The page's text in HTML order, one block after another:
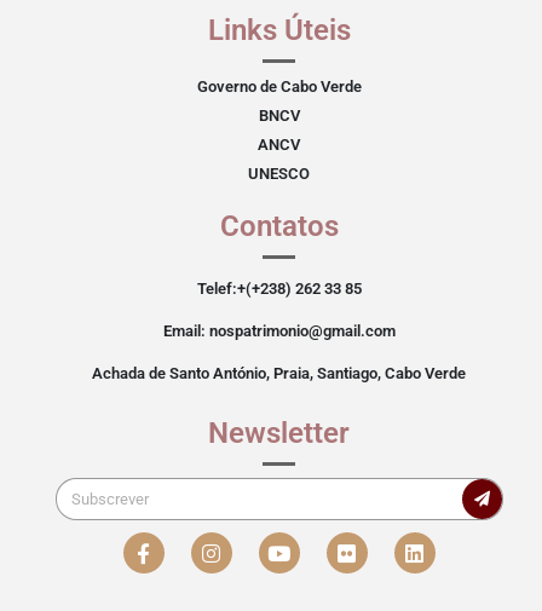
Links Úteis
Governo de Cabo Verde
BNCV
ANCV
UNESCO
Contatos
Telef:+(+238) 262 33 85
Email: nospatrimonio@gmail.com
Achada de Santo António, Praia, Santiago, Cabo Verde
Newsletter